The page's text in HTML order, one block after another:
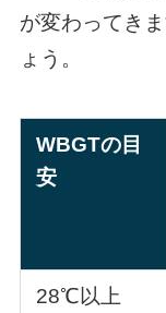
が変わってき
ょう。
WBGTの目
安
28℃以上